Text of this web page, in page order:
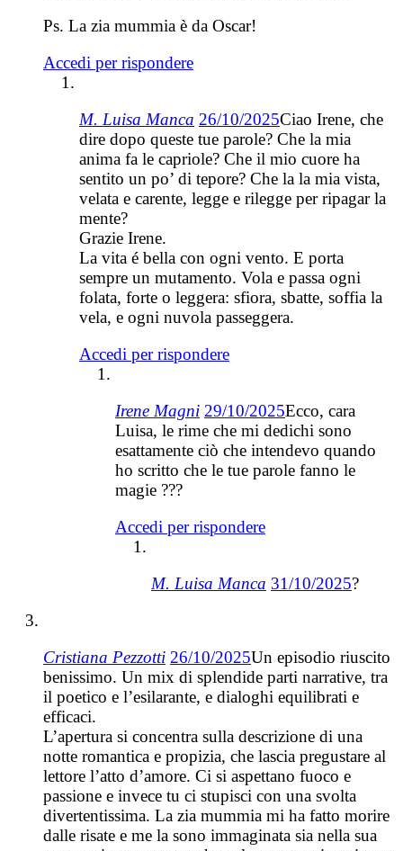
Ps. La zia mummia è da Oscar!
Accedi per rispondere
M. Luisa Manca 26/10/2025Ciao Irene, che
dire dopo queste tue parole? Che la mia
anima fa le capriole? Che il mio cuore ha
sentito un po’ di tepore? Che la la mia vista,
velata e carente, legge e rilegge per ripagar la
mente?
Grazie Irene.
La vita é bella con ogni vento. E porta
sempre un mutamento. Vola e passa ogni
folata, forte o leggera: sfiora, sbatte, soffia la
vela, e ogni nuvola passeggera.
Accedi per rispondere
Irene Magni 29/10/2025Ecco, cara
Luisa, le rime che mi dedichi sono
esattamente ciò che intendevo quando
ho scritto che le tue parole fanno le
magie ???
Accedi per rispondere
M. Luisa Manca 31/10/2025?
Cristiana Pezzotti 26/10/2025Un episodio riuscito
benissimo. Un mix di splendide parti narrative, tra
il poetico e l’esilarante, e dialoghi equilibrati e
efficaci.
L’apertura si concentra sulla descrizione di una
notte romantica e propizia, che lascia pregustare al
lettore l’atto d’amore. Ci si aspettano fuoco e
passione e invece tu ci stupisci con una svolta
divertentissima. La zia mummia mi ha fatto morire
dalle risate e me la sono immaginata sia nella sua